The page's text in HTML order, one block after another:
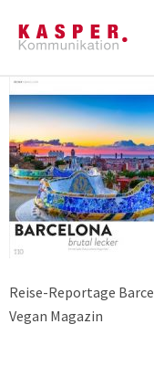
Reise-Reportage
Vegan Magazin